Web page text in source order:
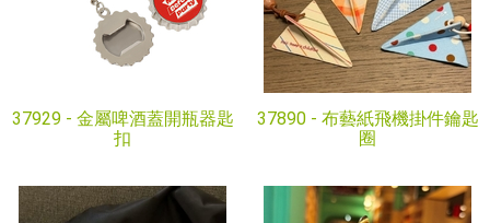
37929 - 金屬啤酒蓋開瓶器匙
扣
37890 - 布藝紙飛機掛件鑰匙
圈